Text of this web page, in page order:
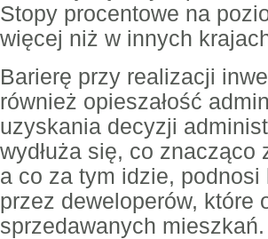
Stopy procentowe na
więcej niż w innych
Barierę przy realizacji
również opieszałość
uzyskania decyzji
wydłuża się, co
a co za tym idzie, podnosi
przez deweloperów, które
sprzedawanych mieszkań.